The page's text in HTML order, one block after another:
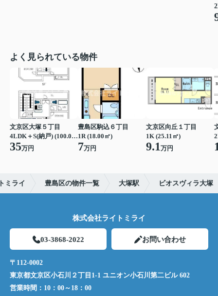
よく見られている物件
文京区大塚５丁目
4LDK＋S(納戸) (100.00㎡)
35万円
豊島区駒込６丁目
1R (18.00㎡)
7万円
文京区向丘１丁目
1K (25.11㎡)
9.1万円
ミライ 豊島区の物件一覧 大塚駅 ビオスヴィラ大塚
株式会社ライトミライ
03-3868-2022 お問い合わせ
〒112-0002
東京都文京区小石川２丁目1-1 ユニオン小石川第二ビル 602
営業時間： 10：00～18：00